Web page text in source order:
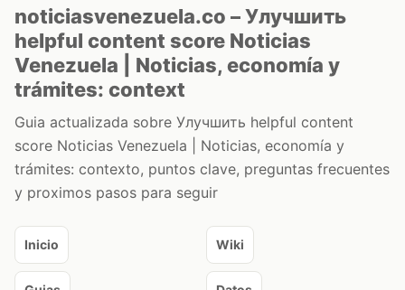
noticiasvenezuela.co – Улучшить
helpful content score Noticias
Venezuela | Noticias, economía y
trámites: context
Guia actualizada sobre Улучшить helpful content
score Noticias Venezuela | Noticias, economía y
trámites: contexto, puntos clave, preguntas frecuentes
y proximos pasos para seguir
Inicio Wiki